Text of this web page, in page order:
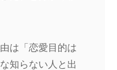
は「恋愛目的は
知らない人と出